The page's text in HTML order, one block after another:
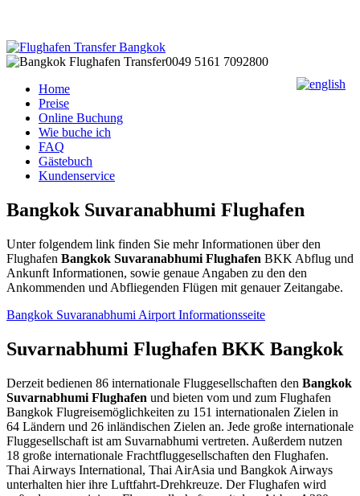
0049 5161 7092800
Home
Preise
Online Buchung
Wie buche ich
FAQ
Gästebuch
Kundenservice
Bangkok Suvaranabhumi Flughafen
Unter folgendem link finden Sie mehr Informationen über den
Flughafen Bangkok Suvaranabhumi Flughafen BKK Abflug und
Ankunft Informationen, sowie genaue Angaben zu den den
Ankommenden und Abfliegenden Flügen mit genauer Zeitangabe.
Bangkok Suvaranabhumi Airport Informationsseite
Suvarnabhumi Flughafen BKK Bangkok
Derzeit bedienen 86 internationale Fluggesellschaften den Bangkok
Suvarnabhumi Flughafen und bieten vom und zum Flughafen
Bangkok Flugreisemöglichkeiten zu 151 internationalen Zielen in
64 Ländern und 26 inländischen Zielen an. Jede große internationale
Fluggesellschaft ist am Suvarnabhumi vertreten. Außerdem nutzen
18 große internationale Frachtfluggesellschaften den Flughafen.
Thai Airways International, Thai AirAsia und Bangkok Airways
unterhalten hier ihre Luftfahrt-Drehkreuze. Der Flughafen wird